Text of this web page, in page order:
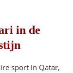
in de
sport in Qatar,